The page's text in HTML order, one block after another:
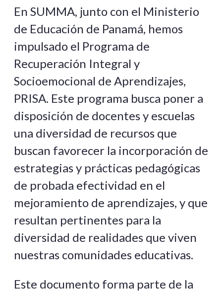
En SUMMA, junto con el Ministerio
de Educación de Panamá, hemos
impulsado el Programa de
Recuperación Integral y
Socioemocional de Aprendizajes,
PRISA. Este programa busca poner a
disposición de docentes y escuelas
una diversidad de recursos que
buscan favorecer la incorporación de
estrategias y prácticas pedagógicas
de probada efectividad en el
mejoramiento de aprendizajes, y que
resultan pertinentes para la
diversidad de realidades que viven
nuestras comunidades educativas.
Este documento forma parte de la